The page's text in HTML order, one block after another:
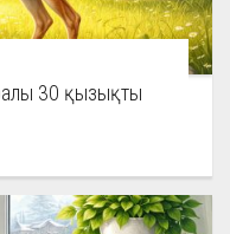
30 қызықты